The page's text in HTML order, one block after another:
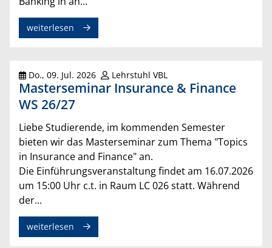
weiterlesen
Do., 09. Jul. 2026 Lehrstuhl VBL
Masterseminar Insurance & Finance
WS 26/27
Liebe Studierende, im kommenden Semester
bieten wir das Masterseminar zum Thema "Topics
in Insurance and Finance" an.
Die Einführungsveranstaltung findet am 16.07.2026
um 15:00 Uhr c.t. in Raum LC 026 statt. Während
der...
weiterlesen